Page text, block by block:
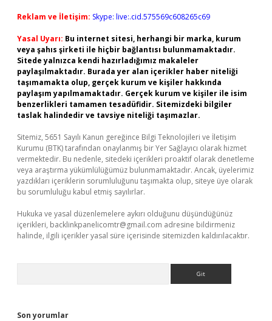
Reklam ve İletişim: Skype: live:.cid.575569c608265c69
Yasal Uyarı: Bu internet sitesi, herhangi bir marka, kurum
veya şahıs şirketi ile hiçbir bağlantısı bulunmamaktadır.
Sitede yalnızca kendi hazırladığımız makaleler
paylaşılmaktadır. Burada yer alan içerikler haber niteliği
taşımamakta olup, gerçek kurum ve kişiler hakkında
paylaşım yapılmamaktadır. Gerçek kurum ve kişiler ile isim
benzerlikleri tamamen tesadüfidir. Sitemizdeki bilgiler
taslak halindedir ve tavsiye niteliği taşımazlar.
Sitemiz, 5651 Sayılı Kanun gereğince Bilgi Teknolojileri ve İletişim
Kurumu (BTK) tarafından onaylanmış bir Yer Sağlayıcı olarak hizmet
vermektedir. Bu nedenle, sitedeki içerikleri proaktif olarak denetleme
veya araştırma yükümlülüğümüz bulunmamaktadır. Ancak, üyelerimiz
yazdıkları içeriklerin sorumluluğunu taşımakta olup, siteye üye olarak
bu sorumluluğu kabul etmiş sayılırlar.
Hukuka ve yasal düzenlemelere aykırı olduğunu düşündüğünüz
içerikleri, backlinkpanelicomtr@gmail.com adresine bildirmeniz
halinde, ilgili içerikler yasal süre içerisinde sitemizden kaldırılacaktır.
Son yorumlar